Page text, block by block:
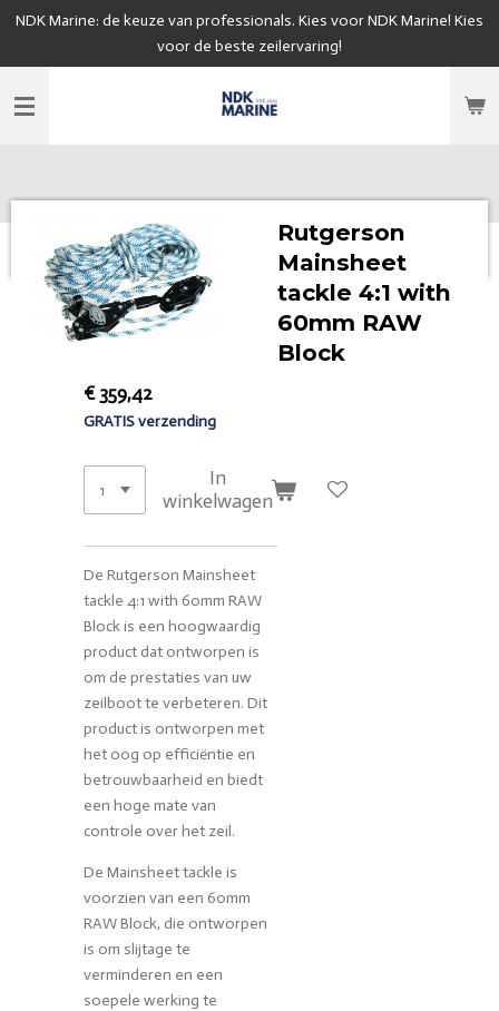
Ga
de
NDK Marine: de keuze van professionals. Kies voor NDK Marine! Kies
voor de beste zeilervaring!
Rutgerson
Mainsheet
tackle 4:1 with
60mm RAW
Block
€ 359,42
GRATIS verzending
In
winkelwagen
De Rutgerson Mainsheet
tackle 4:1 with 60mm RAW
Block is een hoogwaardig
product dat ontworpen is
om de prestaties van uw
zeilboot te verbeteren. Dit
product is ontworpen met
het oog op efficiëntie en
betrouwbaarheid en biedt
een hoge mate van
controle over het zeil.
De Mainsheet tackle is
voorzien van een 60mm
RAW Block, die ontworpen
is om slijtage te
verminderen en een
soepele werking te